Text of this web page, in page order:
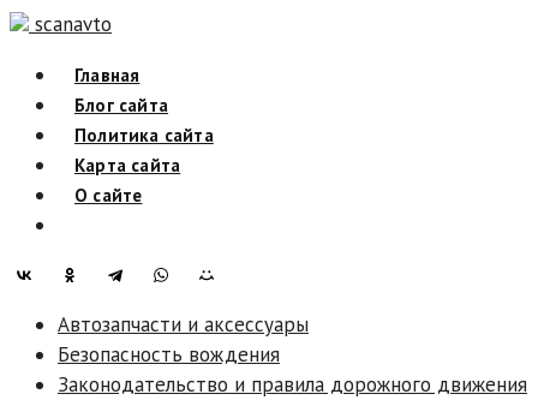
Skip
content
scanavto
Главная
Блог сайта
Политика сайта
Карта сайта
О сайте
Автозапчасти и аксессуары
Безопасность вождения
Законодательство и правила дорожного движения